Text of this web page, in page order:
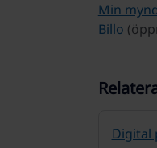
Min
Billo
Digital